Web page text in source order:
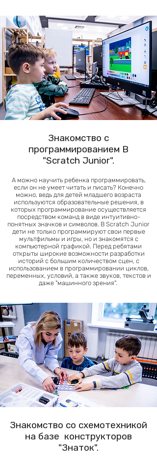
Знакомство с
программированием В
"Scratch Junior".
А можно научить ребенка программировать,
если он не умеет читать и писать? Конечно
можно, ведь для детей младшего возраста
используются образовательные решения, в
которых программирование осуществляется
посредством команд в виде интуитивно-
понятных значков и символов. В Scratch Junior
дети не только программируют свои первые
мультфильмы и игры, но и знакомятся с
компьютерной графикой. Перед ребятами
открыты широкие возможности разработки
историй с большим количеством сцен, с
использованием в программировании циклов,
переменных, условий, а также звуков, текстов и
даже "машинного зрения".
Знакомство со схемотехникой
на базе конструкторов
"Знаток".